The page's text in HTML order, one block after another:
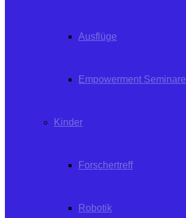
Ausflüge
Empowerment Seminare
Kinder
Forschertreff
Robotik